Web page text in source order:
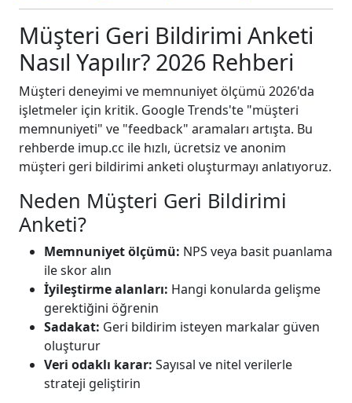
Müşteri Geri Bildirimi Anketi
Nasıl Yapılır? 2026 Rehberi
Müşteri deneyimi ve memnuniyet ölçümü 2026'da
işletmeler için kritik. Google Trends'te "müşteri
memnuniyeti" ve "feedback" aramaları artışta. Bu
rehberde imup.cc ile hızlı, ücretsiz ve anonim
müşteri geri bildirimi anketi oluşturmayı anlatıyoruz.
Neden Müşteri Geri Bildirimi
Anketi?
Memnuniyet ölçümü: NPS veya basit puanlama
ile skor alın
İyileştirme alanları: Hangi konularda gelişme
gerektiğini öğrenin
Sadakat: Geri bildirim isteyen markalar güven
oluşturur
Veri odaklı karar: Sayısal ve nitel verilerle
strateji geliştirin